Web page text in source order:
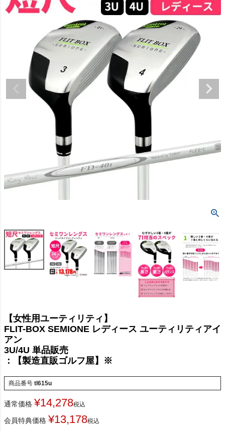
【女性用ユーティリティ】
FLIT-BOX SEMIONE レディース ユーティリティアイ
アン
3U/4U 単品販売
：【製造直販ゴルフ屋】※
商品番号 tl615u
通常価格 ¥14,278税込
会員特典価格 ¥13,178税込